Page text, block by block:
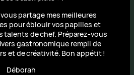
partage mes meilleures
pour éblouir vos papilles et
talents de chef. Préparez-vous
gastronomique rempli de
et de créativité. Bon appétit !
Déborah